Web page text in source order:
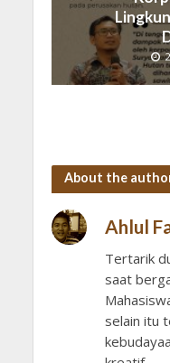
About the
Ahlul
Tertarik
saat
selain itu